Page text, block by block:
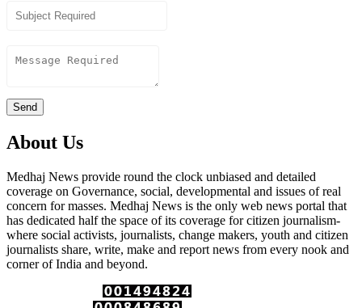
Send
About Us
Medhaj News provide round the clock unbiased and detailed
coverage on Governance, social, developmental and issues of real
concern for masses. Medhaj News is the only web news portal that
has dedicated half the space of its coverage for citizen journalism-
where social activists, journalists, change makers, youth and citizen
journalists share, write, make and report news from every nook and
corner of India and beyond.